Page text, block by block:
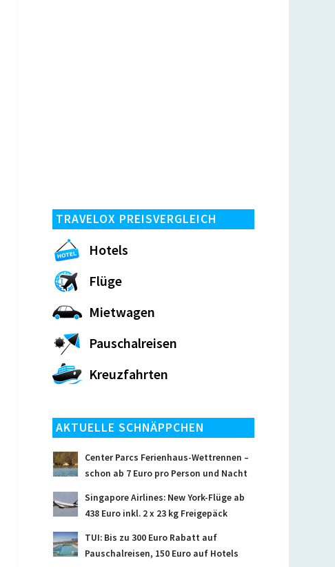
TRAVELOX PREISVERGLEICH
Hotels
Flüge
Mietwagen
Pauschalreisen
Kreuzfahrten
AKTUELLE SCHNÄPPCHEN
Center Parcs Ferienhaus-Wettrennen –
schon ab 7 Euro pro Person und Nacht
Singapore Airlines: New York-Flüge ab
438 Euro inkl. 2 x 23 kg Freigepäck
TUI: Bis zu 300 Euro Rabatt auf
Pauschalreisen, 150 Euro auf Hotels